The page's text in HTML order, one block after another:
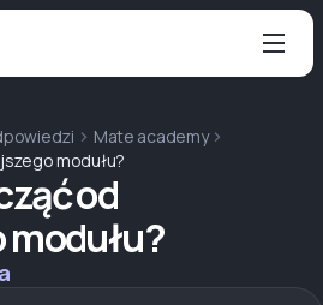
Mate academy
modułu?
od